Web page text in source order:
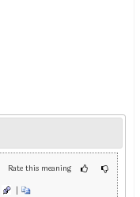
Rate this meaning
|